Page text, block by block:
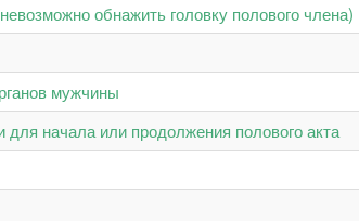
обнажить головку полового
мужчины
для начала или продолжения полового акта